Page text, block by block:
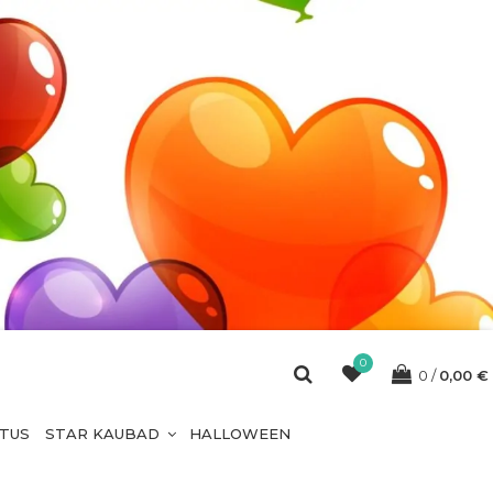
0
0 0,00 €
STAR KAUBAD HALLOWEEN